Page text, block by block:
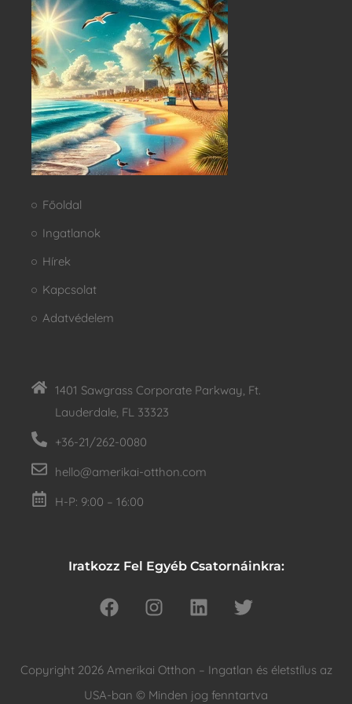
Főoldal
Ingatlanok
Hírek
Kapcsolat
Adatvédelem
1401 Sawgrass Corporate Parkway, Ft.
Lauderdale, FL 33323
+36-21/262-0080
hello@amerikai-otthon.com
H-P: 9:00 – 16:00
Iratkozz Fel Egyéb Csatornáinkra:
Copyright 2026 Amerikai Otthon – Ingatlan és életstílus az
USA-ban © Minden jog fenntartva